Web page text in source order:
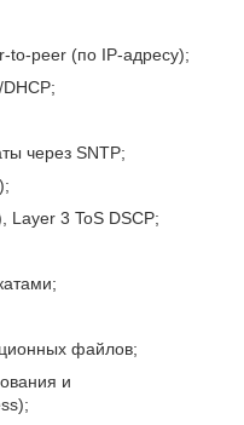
to-peer (по IP-адресу);
через SNTP;
Layer 3 ToS DSCP;
файлов;
и